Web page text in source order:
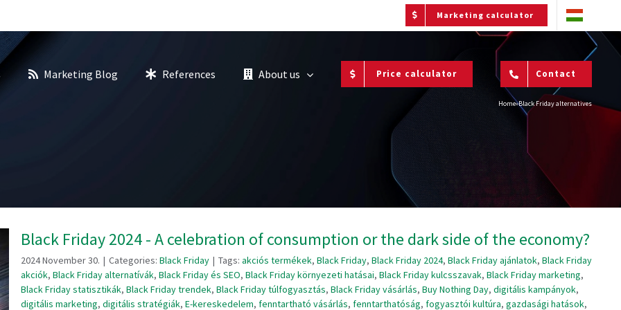
Marketing calculator
Marketing Blog References About us Price calculator Contact
Home»Black Friday alternatives
Black Friday 2024 - A celebration of consumption or the dark side of the economy?
2024 November 30. | Categories: Black Friday | Tags: akciós termékek, Black Friday, Black Friday 2024, Black Friday ajánlatok, Black Friday
akciók, Black Friday alternatívák, Black Friday és SEO, Black Friday környezeti hatásai, Black Friday kulcsszavak, Black Friday marketing,
Black Friday statisztikák, Black Friday trendek, Black Friday túlfogyasztás, Black Friday vásárlás, Buy Nothing Day, digitális kampányok,
digitális marketing, digitális stratégiák, E-kereskedelem, fenntartható vásárlás, fenntarthatóság, fogyasztói kultúra, gazdasági hatások,